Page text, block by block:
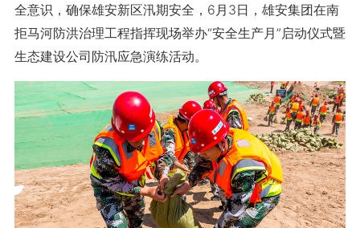
全意识，确保雄安新区汛期安全，6月3日，雄安集团在南
拒马河防洪治理工程指挥现场举办“安全生产月”启动仪式暨
生态建设公司防汛应急演练活动。